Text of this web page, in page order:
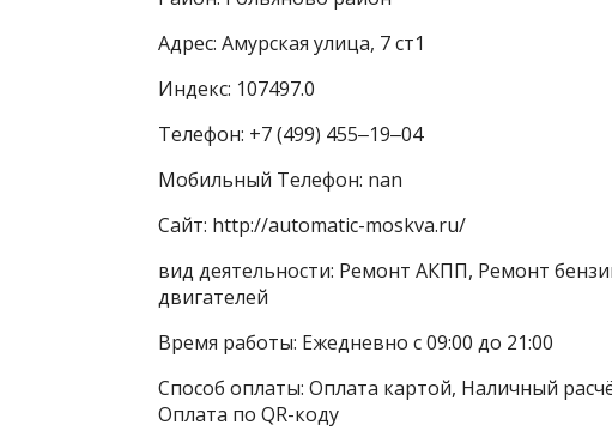
Адрес: Амурская улица, 7 ст1
Индекс: 107497.0
Телефон: +7 (499) 455‒19‒04
Мобильный Телефон: nan
Сайт: http://automatic-moskva.ru/
вид деятельности: Ремонт АКПП, Ремонт
двигателей
Время работы: Ежедневно с 09:00 до 21:00
Способ оплаты: Оплата картой, Наличный
Оплата по QR-коду